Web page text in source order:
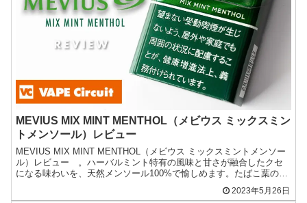
MEVIUS MIX MINT MENTHOL（メビウス ミックスミン
トメンソール）レビュー
MEVIUS MIX MINT MENTHOL（メビウス ミックスミントメンソー
ル）レビュー 。ハーバルミント特有の風味と甘さが融合したクセ
になる味わいを、天然メンソール100%で愉しめます。たばこ葉の香
2023年5月26日